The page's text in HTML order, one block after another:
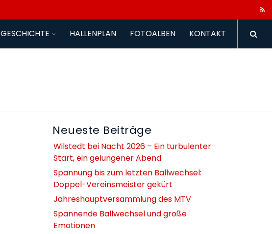
GESCHICHTE HALLENPLAN FOTOALBEN KONTAKT
Neueste Beiträge
Wilstedt bei Nacht 2026 – Ein turbulenter
Start, ein gelungener Abend
Spannung bis zum letzten Ballwechsel:
Doppel-Vereinsmeister gekürt
Jahreshauptversammlung des MTV
Spannende Ballwechsel und große
Emotionen